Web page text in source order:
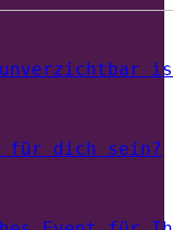
unverzichtbar
für dich sein?